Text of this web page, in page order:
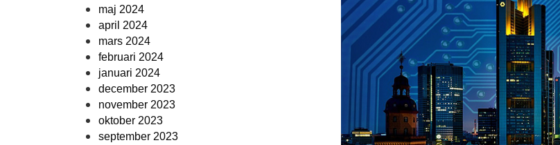
maj 2024
april 2024
mars 2024
februari 2024
januari 2024
december 2023
november 2023
oktober 2023
september 2023